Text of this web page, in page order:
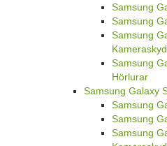
Samsung
Samsung
Samsung
Samsung
Hörlurar
Samsung Galaxy
Samsung
Samsung
Samsung